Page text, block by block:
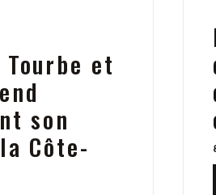
et
son
Côte-